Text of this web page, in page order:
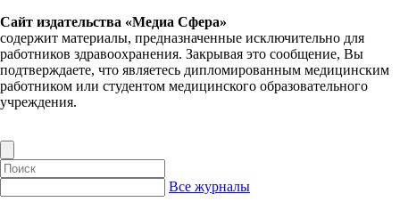
Сайт издательства «Медиа Сфера»
содержит материалы, предназначенные исключительно для
работников здравоохранения. Закрывая это сообщение, Вы
подтверждаете, что являетесь дипломированным медицинским
работником или студентом медицинского образовательного
учреждения.
Все журналы